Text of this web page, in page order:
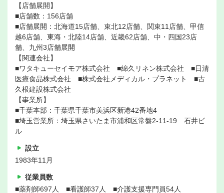
【店舗展開】
■店舗数：156店舗
■店舗展開：北海道15店舗、東北12店舗、関東11店舗、甲信
越6店舗、東海・北陸14店舗、近畿62店舗、中・四国23店
舗、九州3店舗展開
【関連会社】
■ワタキューセイモア株式会社 ■綿久リネン株式会社 ■日清
医療食品株式会社 ■株式会社メディカル・プラネット ■古
久根建設株式会社
【事業所】
■千葉本部：千葉県千葉市美浜区新港42番地4
■埼玉営業所：埼玉県さいたま市浦和区常盤2-11-19 石井ビ
ル
設立
1983年11月
従業員数
■薬剤師697人 ■看護師37人 ■介護支援専門員54人